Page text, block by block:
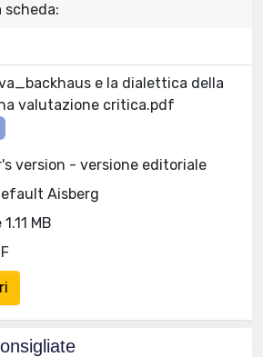
scheda:
e la dialettica della
valutazione critica.pdf
version - versione editoriale
Aisberg
MB